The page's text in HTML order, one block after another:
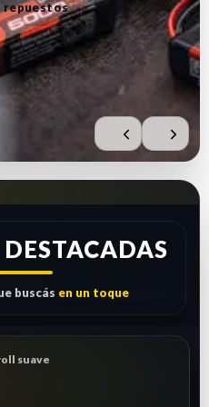
repuestos
DESTACADAS
buscás en un toque
suave